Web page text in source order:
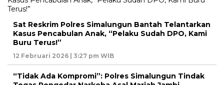
Sat Reskrim Polres Simalungun Bantah Telantarkan
Kasus Pencabulan Anak, “Pelaku Sudah DPO, Kami
Buru Terus!”
12 Februari 2026 | 3:27 pm WIB
“Tidak Ada Kompromi”: Polres Simalungun Tindak